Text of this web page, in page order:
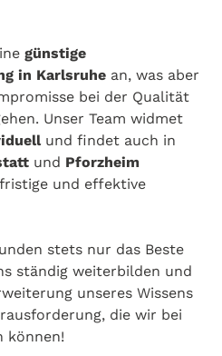
günstige
in Karlsruhe an, was aber
bei der Qualität
Unser Team widmet
und findet auch in
und Pforzheim
und effektive
stets nur das Beste
ständig weiterbilden und
unseres Wissens
die wir bei
können!